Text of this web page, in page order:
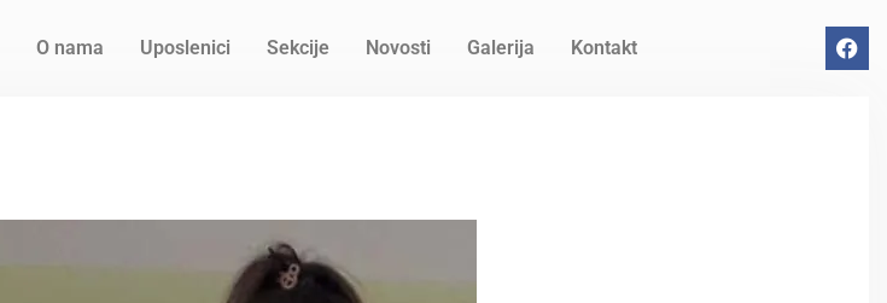
O nama Uposlenici Sekcije Novosti Galerija Kontakt